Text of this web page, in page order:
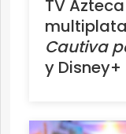
TV
Cautiva
y Disney+